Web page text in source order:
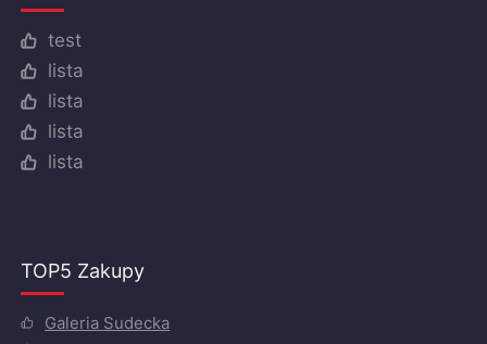
test
lista
lista
lista
lista
TOP5 Zakupy
Galeria Sudecka